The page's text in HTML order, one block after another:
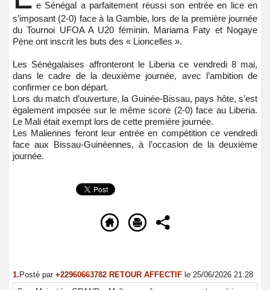
e Sénégal a parfaitement réussi son entrée en lice en
s’imposant (2-0) face à la Gambie, lors de la première journée
du Tournoi UFOA A U20 féminin. Mariama Faty et Nogaye
Pène ont inscrit les buts des « Lioncelles ».
Les Sénégalaises affronteront le Liberia ce vendredi 8 mai,
dans le cadre de la deuxième journée, avec l’ambition de
confirmer ce bon départ.
Lors du match d’ouverture, la Guinée-Bissau, pays hôte, s’est
également imposée sur le même score (2-0) face au Liberia.
Le Mali était exempt lors de cette première journée.
Les Maliennes feront leur entrée en compétition ce vendredi
face aux Bissau-Guinéennes, à l’occasion de la deuxième
journée.
1.Posté par +22960663782 RETOUR AFFECTIF le 25/06/2026 21:28